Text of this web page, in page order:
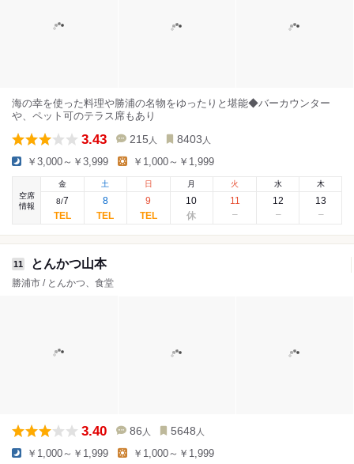
海の幸を使った料理や勝浦の名物をゆったりと堪能◆バーカウンター
や、ペット可のテラス席もあり
3.43 215 人 8403 人
￥3,000～￥3,999 ￥1,000～￥1,999
空席
情報
金
8/7
土
8
日
9
月
10
火
11
水
12
木
13
11 とんかつ山本
勝浦市 / とんかつ、食堂
3.40 86 人 5648 人
￥1,000～￥1,999 ￥1,000～￥1,999